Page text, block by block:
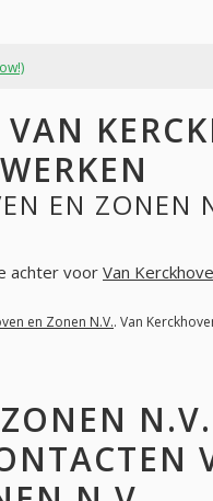
EN ZONEN
achter voorVan
en Zonen N.V.. Van